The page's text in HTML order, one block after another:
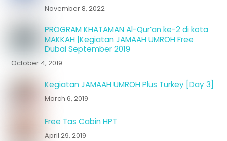
November 8, 2022
PROGRAM KHATAMAN Al-Qur’an ke-2 di kota
MAKKAH |Kegiatan JAMAAH UMROH Free
Dubai September 2019
October 4, 2019
Kegiatan JAMAAH UMROH Plus Turkey [Day 3]
March 6, 2019
Free Tas Cabin HPT
April 29, 2019